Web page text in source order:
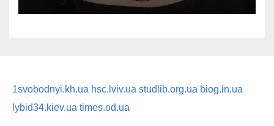
1svobodnyi.kh.ua hsc.lviv.ua studlib.org.ua biog.in.ua
lybid34.kiev.ua times.od.ua